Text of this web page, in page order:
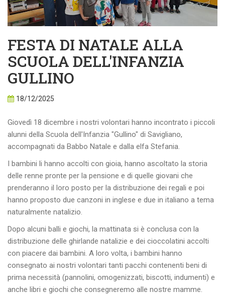
FESTA DI NATALE ALLA
SCUOLA DELL'INFANZIA
GULLINO
18/12/2025
Giovedì 18 dicembre i nostri volontari hanno incontrato i piccoli
alunni della Scuola dell'Infanzia "Gullino" di Savigliano,
accompagnati da Babbo Natale e dalla elfa Stefania.
I bambini li hanno accolti con gioia, hanno ascoltato la storia
delle renne pronte per la pensione e di quelle giovani che
prenderanno il loro posto per la distribuzione dei regali e poi
hanno proposto due canzoni in inglese e due in italiano a tema
naturalmente natalizio.
Dopo alcuni balli e giochi, la mattinata si è conclusa con la
distribuzione delle ghirlande natalizie e dei cioccolatini accolti
con piacere dai bambini. A loro volta, i bambini hanno
consegnato ai nostri volontari tanti pacchi contenenti beni di
prima necessità (pannolini, omogenizzati, biscotti, indumenti) e
anche libri e giochi che consegneremo alle nostre mamme.